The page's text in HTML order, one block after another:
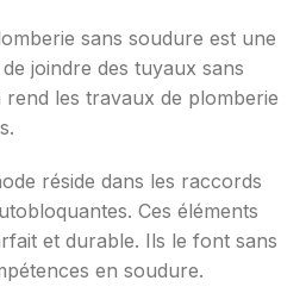
sans soudure est une
joindre des tuyaux sans
rend les travaux de plomberie
réside dans les raccords
Ces éléments
et durable. Ils le font sans
en soudure.